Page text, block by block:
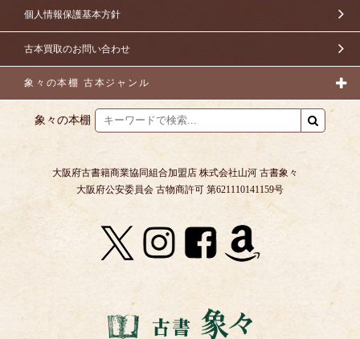
個人情報保護基本方針
古本買取のお問い合わせ
象々の本棚 古本ジャンル
象々の本棚
大阪府古書籍商業協同組合加盟店 株式会社山河 古書象々
大阪府公安委員会 古物商許可 第621110141159号